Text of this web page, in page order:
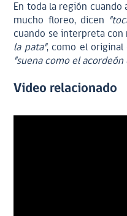
En toda la región
mucho floreo, dicen
cuando se interpreta con
la pata", como el original
"suena como el acordeón
Video relacionado